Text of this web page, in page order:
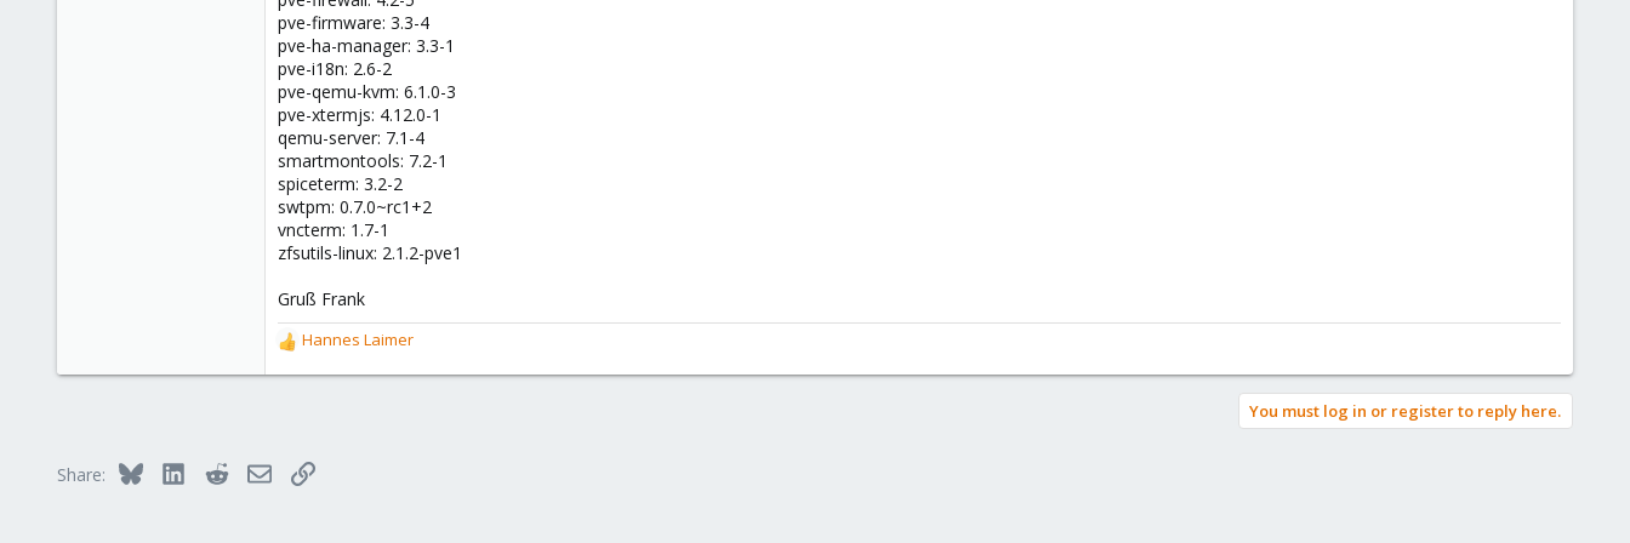
pve-firmware: 3.3-4
pve-ha-manager: 3.3-1
pve-i18n: 2.6-2
pve-qemu-kvm: 6.1.0-3
pve-xtermjs: 4.12.0-1
qemu-server: 7.1-4
smartmontools: 7.2-1
spiceterm: 3.2-2
swtpm: 0.7.0~rc1+2
vncterm: 1.7-1
zfsutils-linux: 2.1.2-pve1
Gruß Frank
R
e
Hannes Laimer
You must log in or register to reply here.
Share: Bluesky LinkedInRedditEmailLink